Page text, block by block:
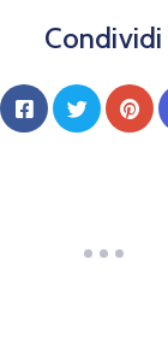
Condividi